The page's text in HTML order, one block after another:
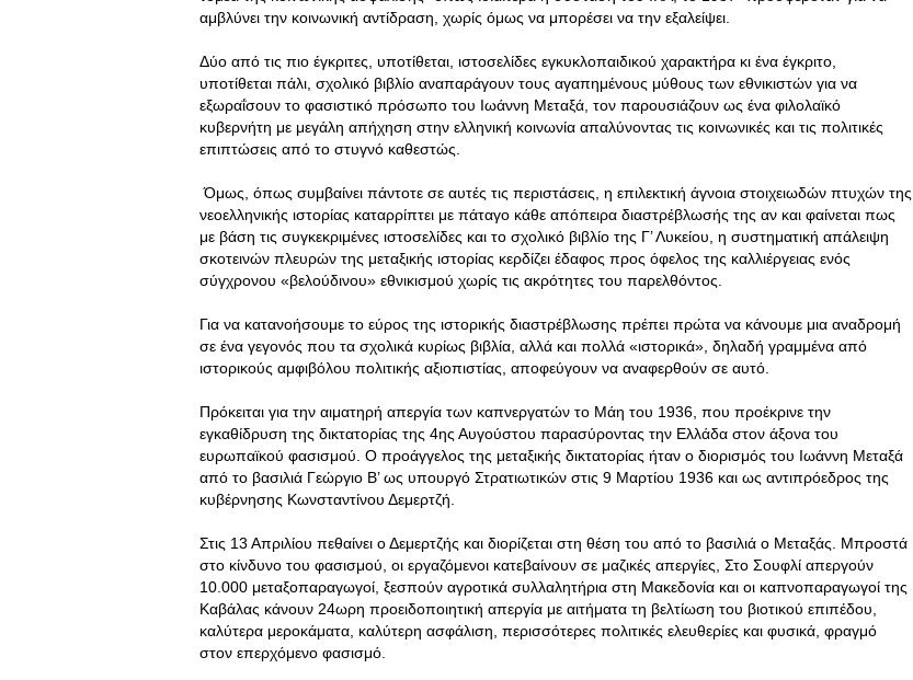
αμβλύνει την κοινωνική αντίδραση, χωρίς όμως να μπορέσει να την εξαλείψει.
Δύο από τις πιο έγκριτες, υποτίθεται, ιστοσελίδες εγκυκλοπαιδικού χαρακτήρα κι ένα έγκριτο,
υποτίθεται πάλι, σχολικό βιβλίο αναπαράγουν τους αγαπημένους μύθους των εθνικιστών για να
εξωραΐσουν το φασιστικό πρόσωπο του Ιωάννη Μεταξά, τον παρουσιάζουν ως ένα φιλολαϊκό
κυβερνήτη με μεγάλη απήχηση στην ελληνική κοινωνία απαλύνοντας τις κοινωνικές και τις πολιτικές
επιπτώσεις από το στυγνό καθεστώς.
Όμως, όπως συμβαίνει πάντοτε σε αυτές τις περιστάσεις, η επιλεκτική άγνοια στοιχειωδών πτυχών της
νεοελληνικής ιστορίας καταρρίπτει με πάταγο κάθε απόπειρα διαστρέβλωσής της αν και φαίνεται πως
με βάση τις συγκεκριμένες ιστοσελίδες και το σχολικό βιβλίο της Γ’ Λυκείου, η συστηματική απάλειψη
σκοτεινών πλευρών της μεταξικής ιστορίας κερδίζει έδαφος προς όφελος της καλλιέργειας ενός
σύγχρονου «βελούδινου» εθνικισμού χωρίς τις ακρότητες του παρελθόντος.
Για να κατανοήσουμε το εύρος της ιστορικής διαστρέβλωσης πρέπει πρώτα να κάνουμε μια αναδρομή
σε ένα γεγονός που τα σχολικά κυρίως βιβλία, αλλά και πολλά «ιστορικά», δηλαδή γραμμένα από
ιστορικούς αμφιβόλου πολιτικής αξιοπιστίας, αποφεύγουν να αναφερθούν σε αυτό.
Πρόκειται για την αιματηρή απεργία των καπνεργατών το Μάη του 1936, που προέκρινε την
εγκαθίδρυση της δικτατορίας της 4ης Αυγούστου παρασύροντας την Ελλάδα στον άξονα του
ευρωπαϊκού φασισμού. Ο προάγγελος της μεταξικής δικτατορίας ήταν ο διορισμός του Ιωάννη Μεταξά
από το βασιλιά Γεώργιο Β’ ως υπουργό Στρατιωτικών στις 9 Μαρτίου 1936 και ως αντιπρόεδρος της
κυβέρνησης Κωνσταντίνου Δεμερτζή.
Στις 13 Απριλίου πεθαίνει ο Δεμερτζής και διορίζεται στη θέση του από το βασιλιά ο Μεταξάς. Μπροστά
στο κίνδυνο του φασισμού, οι εργαζόμενοι κατεβαίνουν σε μαζικές απεργίες, Στο Σουφλί απεργούν
10.000 μεταξοπαραγωγοί, ξεσπούν αγροτικά συλλαλητήρια στη Μακεδονία και οι καπνοπαραγωγοί της
Καβάλας κάνουν 24ωρη προειδοποιητική απεργία με αιτήματα τη βελτίωση του βιοτικού επιπέδου,
καλύτερα μεροκάματα, καλύτερη ασφάλιση, περισσότερες πολιτικές ελευθερίες και φυσικά, φραγμό
στον επερχόμενο φασισμό.